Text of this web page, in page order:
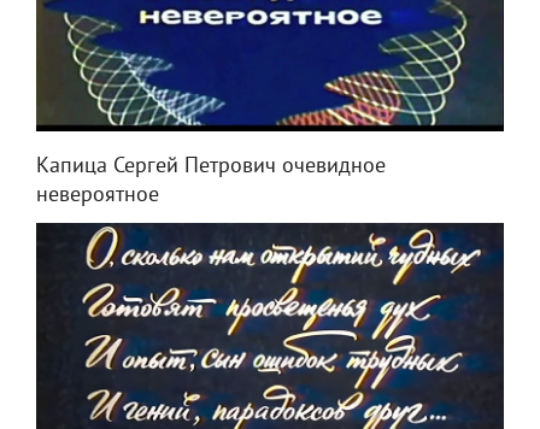
Капица Сергей Петрович очевидное
невероятное